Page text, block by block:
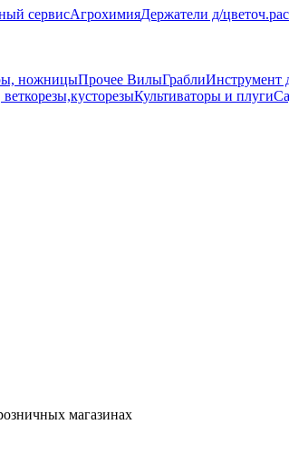
сервисАгрохимияДержатели д/
ножницыПрочее ВилыГраблиИнструмент
Культиваторы и плуги
магазинах